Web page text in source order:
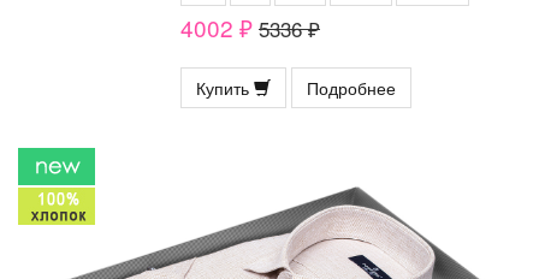
4002 ₽ 5336 ₽
Купить Подробнее